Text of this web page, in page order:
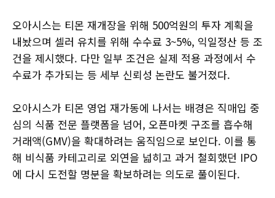
오아시스는 티몬 재개장을 위해 500억원의 투자 계획을
내놨으며 셀러 유치를 위해 수수료 3~5%, 익일정산 등 조
건을 제시했다. 다만 일부 조건은 실제 적용 과정에서 수
수료가 추가되는 등 세부 신뢰성 논란도 불거졌다.
오아시스가 티몬 영업 재가동에 나서는 배경은 직매입 중
심의 식품 전문 플랫폼을 넘어, 오픈마켓 구조를 흡수해
거래액(GMV)을 확대하려는 움직임으로 보인다. 이를 통
해 비식품 카테고리로 외연을 넓히고 과거 철회했던 IPO
에 다시 도전할 명분을 확보하려는 의도로 풀이된다.